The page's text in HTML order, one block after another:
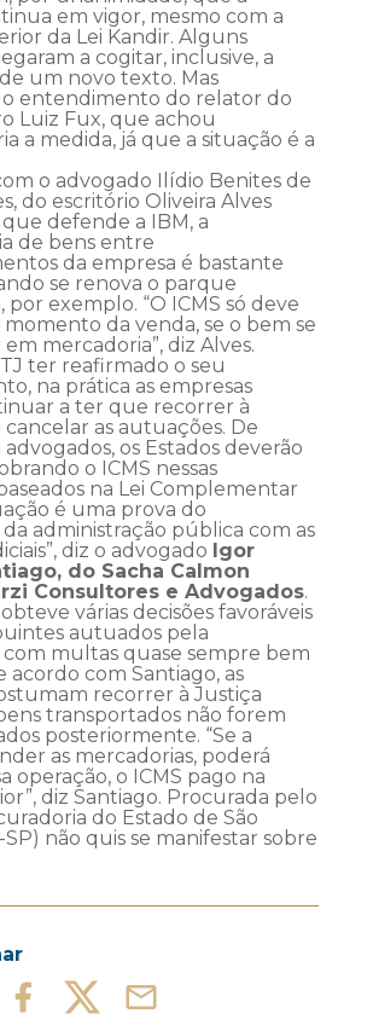
em vigor, mesmo com a
da Lei Kandir. Alguns
a cogitar, inclusive, a
um novo texto. Mas
entendimento do relator do
Luiz Fux, que achou
a medida, já que a situação é a
o advogado Ilídio Benites de
do escritório Oliveira Alves
defende a IBM, a
de bens entre
da empresa é bastante
se renova o parque
exemplo. “O ICMS só deve
da venda, se o bem se
mercadoria”, diz Alves.
ter reafirmado o seu
na prática as empresas
a ter que recorrer à
as autuações. De
os Estados deverão
o ICMS nessas
na Lei Complementar
é uma prova do
administração pública com as
diz o advogado Igor
do Sacha Calmon
Consultores e Advogados.
várias decisões favoráveis
autuados pela
com multas quase sempre bem
acordo com Santiago, as
recorrer à Justiça
transportados não forem
posteriormente. “Se a
as mercadorias, poderá
operação, o ICMS pago na
diz Santiago. Procurada pelo
do Estado de São
não quis se manifestar sobre